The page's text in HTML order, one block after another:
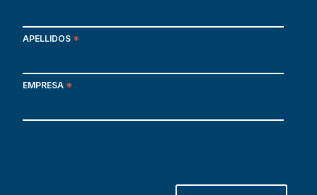
APELLIDOS *
EMPRESA *